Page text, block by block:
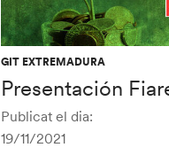
GIT EXTREMADURA
Presentación
Publicat el dia:
19/11/2021